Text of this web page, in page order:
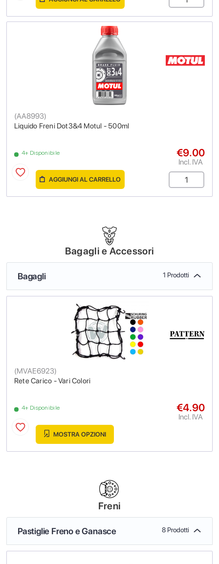
Liquido Freni Dot3&4 Motul - 500ml
(AA8993)
4+ Disponibile €9.00
Incl. IVA
AGGIUNGI AL CARRELLO
Bagagli e Accessori
Bagagli 1 Prodotti
Rete Carico - Vari Colori
(MVAE6923)
4+ Disponibile €4.90
Incl. IVA
MOSTRA OPZIONI
Freni
Pastiglie Freno e Ganasce 8 Prodotti